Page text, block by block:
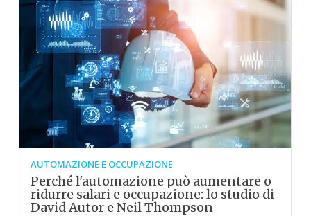
AUTOMAZIONE E OCCUPAZIONE
Perché l'automazione può aumentare o
ridurre salari e occupazione: lo studio di
David Autor e Neil Thompson